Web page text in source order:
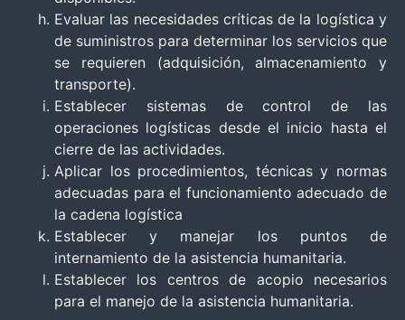
Evaluar las necesidades críticas de la logística y
de suministros para determinar los servicios que
se requieren (adquisición, almacenamiento y
transporte).
Establecer sistemas de control de las
operaciones logísticas desde el inicio hasta el
cierre de las actividades.
Aplicar los procedimientos, técnicas y normas
adecuadas para el funcionamiento adecuado de
la cadena logística
Establecer y manejar los puntos de
internamiento de la asistencia humanitaria.
Establecer los centros de acopio necesarios
para el manejo de la asistencia humanitaria.